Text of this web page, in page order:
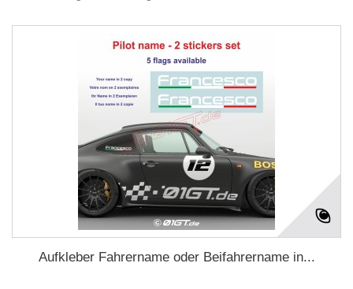
Aufkleber Fahrername oder Beifahrername in...